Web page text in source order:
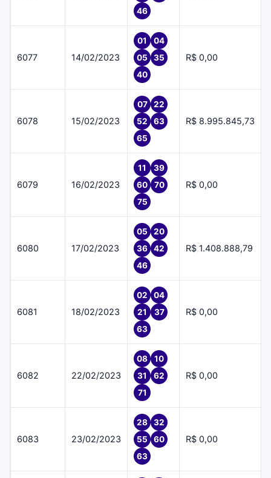
46
6077 14/02/2023
01
04
05
35
40
R$ 0,00
6078 15/02/2023
07
22
52
63
65
R$ 8.995.845,73
6079 16/02/2023
11
39
60
70
75
R$ 0,00
6080 17/02/2023
05
20
36
42
46
R$ 1.408.888,79
6081 18/02/2023
02
04
21
37
63
R$ 0,00
6082 22/02/2023
08
10
31
62
71
R$ 0,00
6083 23/02/2023
28
32
55
60
63
R$ 0,00